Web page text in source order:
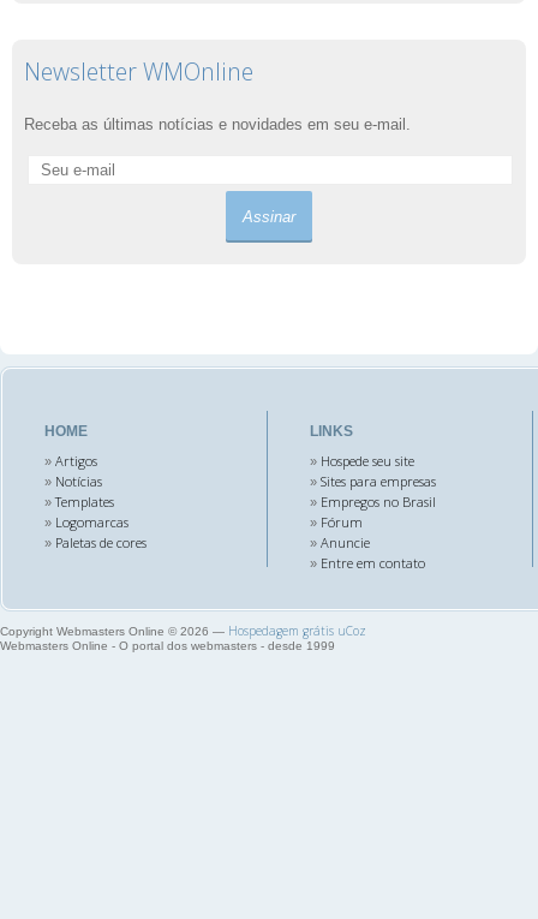
Newsletter WMOnline
Receba as últimas notícias e novidades em seu e-mail.
HOME
» Artigos
» Notícias
»Templates
» Logomarcas
» Paletas de cores
LINKS
» Hospede seu site
» Sites para empresas
» Empregos no Brasil
» Fórum
» Anuncie
» Entre em contato
Copyright Webmasters Online © 2026 — Hospedagem grátis uCoz
Webmasters Online - O portal dos webmasters - desde 1999